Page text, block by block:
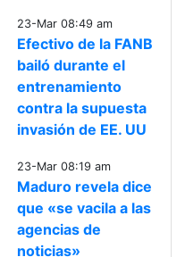
23-Mar 08:49 am
Efectivo de la FANB
bailó durante el
entrenamiento
contra la supuesta
invasión de EE. UU
23-Mar 08:19 am
Maduro revela dice
que «se vacila a las
agencias de
noticias»